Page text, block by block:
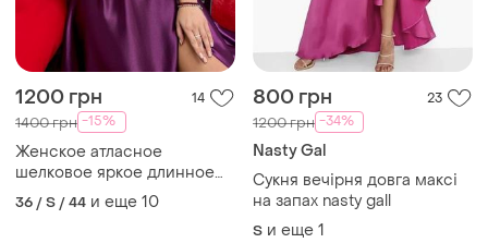
1200 грн 14
1400 грн -15%
Женское атласное
шелковое яркое длинное
бордовое платье вечернее
на запах фиолетовое
36 / S / 44 и еще 10
800 грн 23
1200 грн -34%
Nasty Gal
Сукня вечірня довга максі
на запах nasty gall
S и еще 1